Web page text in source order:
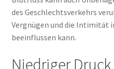
des Geschlechtsverkehrs
Vergnügen und die Intimität
beeinflussen kann.
Niedriger Druck